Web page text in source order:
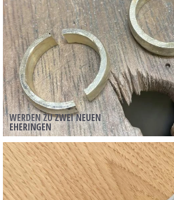
WERDEN ZU ZWEI NEUEN
EHERINGEN